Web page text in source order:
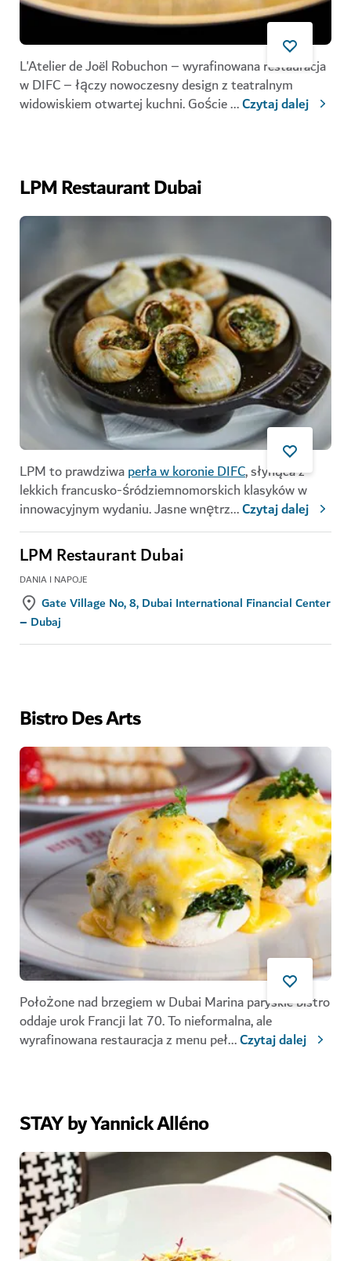
L'Atelier de Joël Robuchon – wyrafinowana restauracja
w DIFC – łączy nowoczesny design z teatralnym
widowiskiem otwartej kuchni. Goście...Czytaj dalej
LPM Restaurant Dubai
LPM to prawdziwaperła w koronie DIFC, słynąca z
lekkich francusko-śródziemnomorskich klasyków w
innowacyjnym wydaniu. Jasne wnętrz...Czytaj dalej
LPM Restaurant Dubai
DANIA I NAPOJE
Gate Village No, 8, Dubai International Financial Center
– Dubaj
Bistro Des Arts
Położone nad brzegiem w Dubai Marina paryskie bistro
oddaje urok Francji lat 70. To nieformalna, ale
wyrafinowana restauracja z menu peł...Czytaj dalej
STAY by Yannick Alléno